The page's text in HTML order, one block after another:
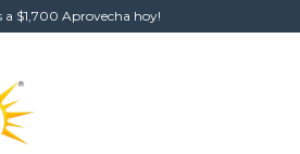
a $1,700 Aprovecha hoy!